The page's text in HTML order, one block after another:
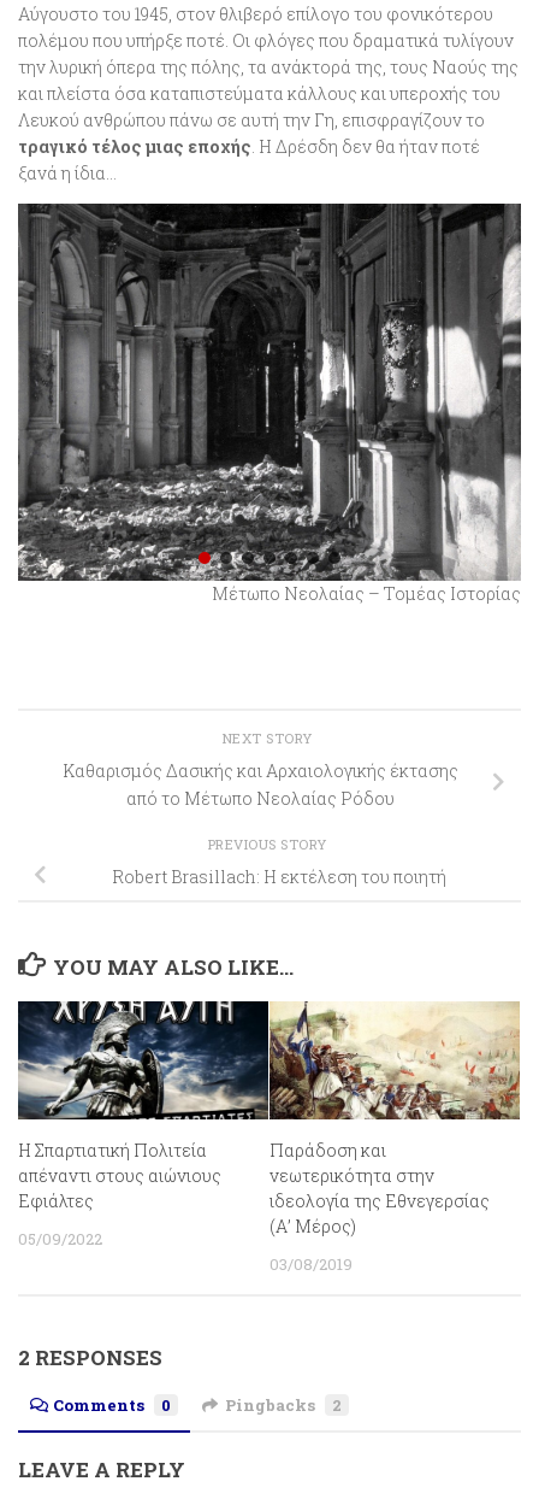
Αύγουστο του 1945, στον θλιβερό επίλογο του φονικότερου
πολέμου που υπήρξε ποτέ. Οι φλόγες που δραματικά τυλίγουν
την λυρική όπερα της πόλης, τα ανάκτορά της, τους Ναούς της
και πλείστα όσα καταπιστεύματα κάλλους και υπεροχής του
Λευκού ανθρώπου πάνω σε αυτή την Γη, επισφραγίζουν το
τραγικό τέλος μιας εποχής . Η Δρέσδη δεν θα ήταν ποτέ
ξανά η ίδια…
Μέτωπο Νεολαίας – Τομέας Ιστορίας
NEXT STORY
Καθαρισμός Δασικής και Αρχαιολογικής έκτασης
από το Μέτωπο Νεολαίας Ρόδου
PREVIOUS STORY
Robert Brasillach: Η εκτέλεση του ποιητή
YOU MAY ALSO LIKE...
Η Σπαρτιατική Πολιτεία
απέναντι στους αιώνιους
Εφιάλτες
05/09/2022
Παράδοση και
νεωτερικότητα στην
ιδεολογία της Εθνεγερσίας
(Α’ Μέρος)
03/08/2019
2 RESPONSES
Comments 0 Pingbacks 2
LEAVE A REPLY